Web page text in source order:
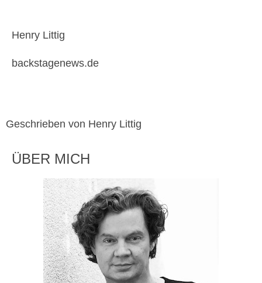
Henry Littig
backstagenews.de
Geschrieben von Henry Littig
ÜBER MICH